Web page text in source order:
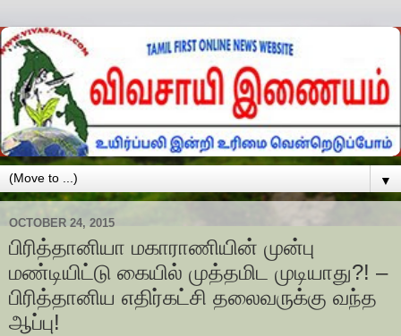
▼
OCTOBER 24, 2015
பிரித்தானியா மகாராணியின் முன்பு
மண்டியிட்டு கையில் முத்தமிட முடியாது?! –
பிரித்தானிய எதிர்கட்சி தலைவருக்கு வந்த
ஆப்பு!